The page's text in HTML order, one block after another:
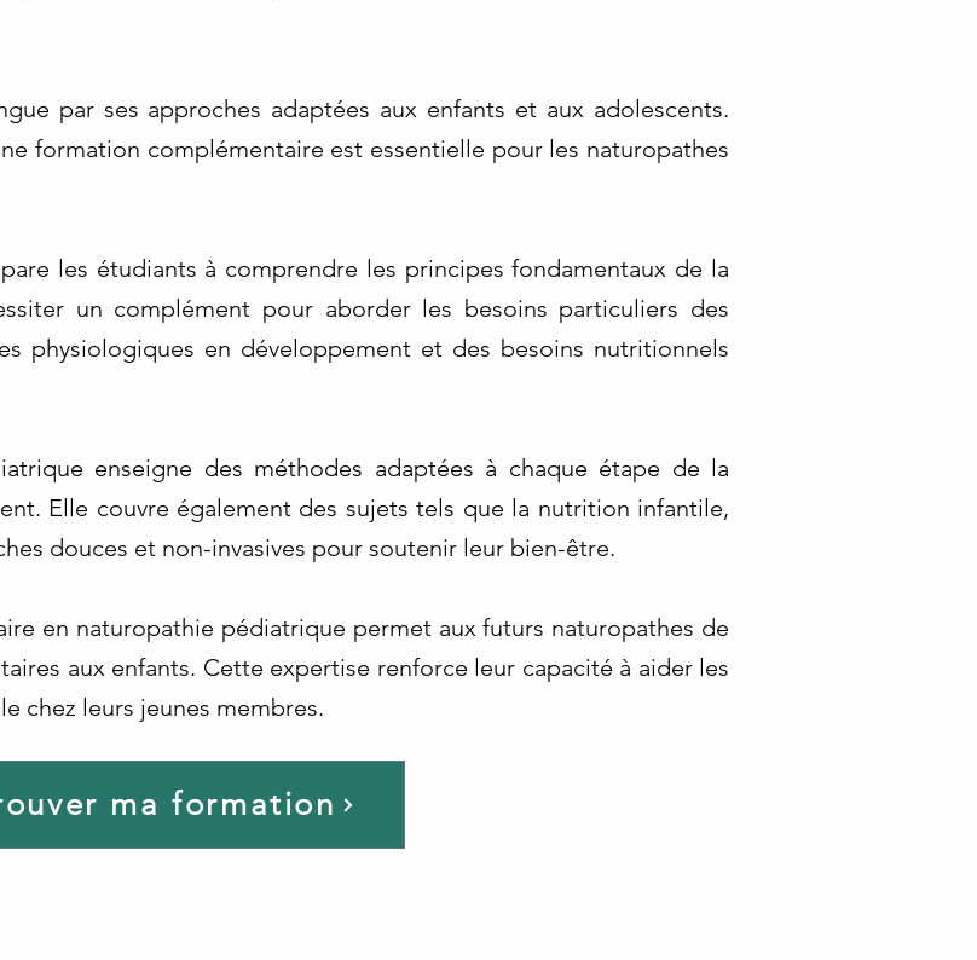
par ses approches adaptées aux enfants et aux adolescents.
formation complémentaire est essentielle pour les naturopathes
les étudiants à comprendre les principes fondamentaux de la
un complément pour aborder les besoins particuliers des
physiologiques en développement et des besoins nutritionnels
enseigne des méthodes adaptées à chaque étape de la
Elle couvre également des sujets tels que la nutrition infantile,
douces et non-invasives pour soutenir leur bien-être.
en naturopathie pédiatrique permet aux futurs naturopathes de
aux enfants. Cette expertise renforce leur capacité à aider les
chez leurs jeunes membres.
ma formation